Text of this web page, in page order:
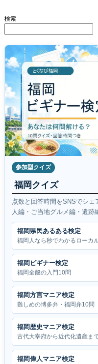
検索
参加型クイズ
福岡クイズ
点数と回答時間をSNSでシ
人編・ご当地グルメ編・遺跡
福岡県民あるある検定
福岡人なら秒でわかるローカ
福岡ビギナー検定
福岡全般の入門10問
福岡方言マニア検定
難しめの博多弁・福岡弁10問
福岡歴史マニア検定
古代大宰府から近代化遺産ま
福岡偉人マニア検定